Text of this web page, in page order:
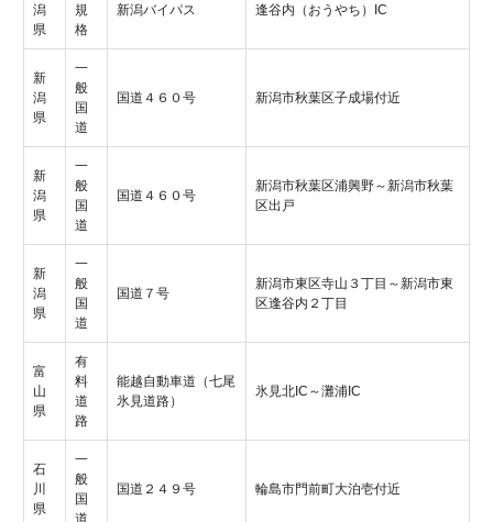
潟
県
規
格
新潟バイパス 逢谷内（おうやち）IC
新
潟
県
一
般
国
道
国道４６０号 新潟市秋葉区子成場付近
新
潟
県
一
般
国
道
国道４６０号
新潟市秋葉区浦興野～新潟市秋葉
区出戸
新
潟
県
一
般
国
道
国道７号
新潟市東区寺山３丁目～新潟市東
区逢谷内２丁目
富
山
県
有
料
道
路
能越自動車道（七尾
氷見道路）
氷見北IC～灘浦IC
石
川
県
一
般
国
道
国道２４９号 輪島市門前町大泊壱付近